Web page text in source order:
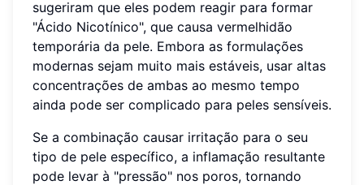
sugeriram que eles podem reagir para formar
"Ácido Nicotínico", que causa vermelhidão
temporária da pele. Embora as formulações
modernas sejam muito mais estáveis, usar altas
concentrações de ambas ao mesmo tempo
ainda pode ser complicado para peles sensíveis.
Se a combinação causar irritação para o seu
tipo de pele específico, a inflamação resultante
pode levar à "pressão" nos poros, tornando